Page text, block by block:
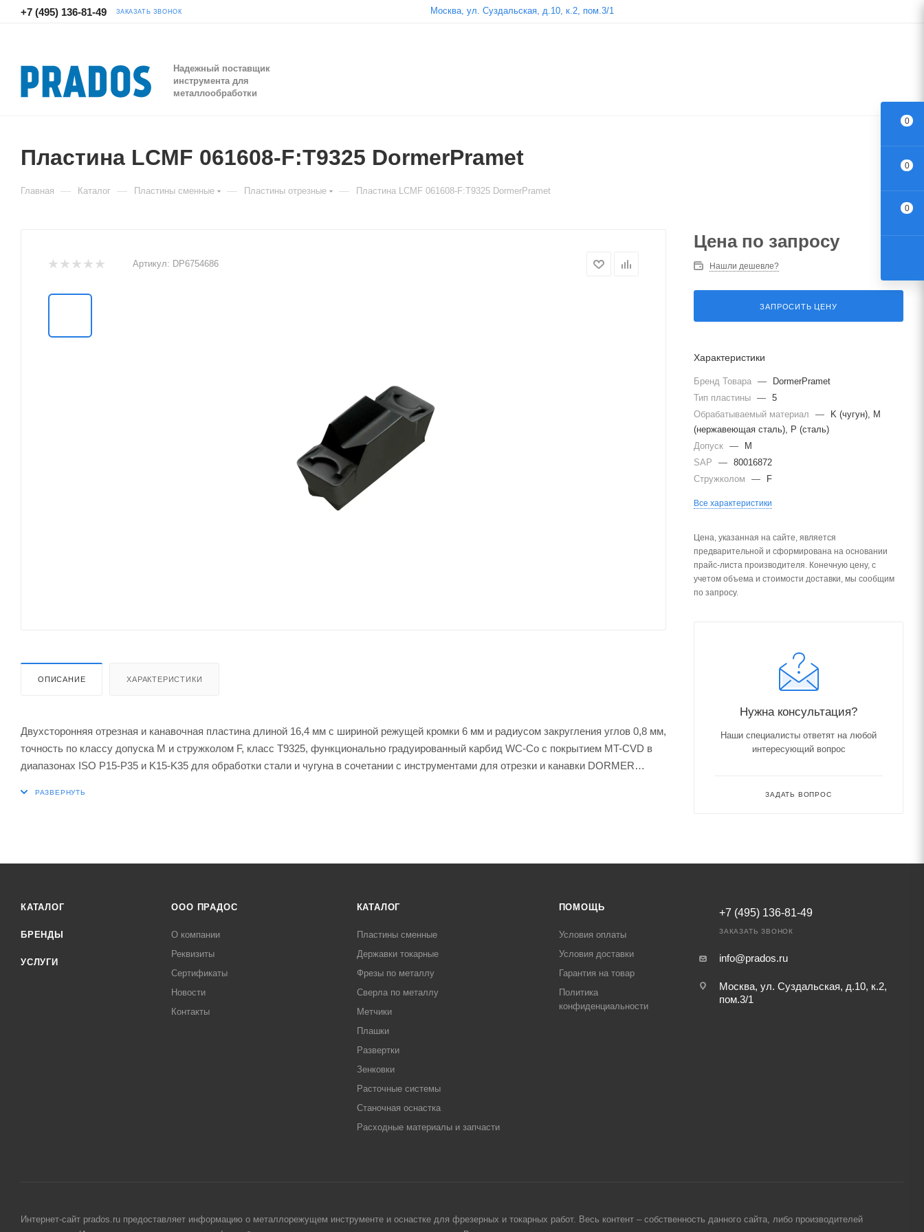
+7 (495) 136-81-49 ЗАКАЗАТЬ ЗВОНОК Москва, ул. Суздальская, д.10, к.2, пом.3/1
Надежный поставщик
инструмента для
металлообработки
Пластина LCMF 061608-F:T9325 DormerPramet
Главная — Каталог — Пластины сменные — Пластины отрезные — Пластина LCMF 061608-F:T9325 DormerPramet
Артикул: DP6754686
ОПИСАНИЕ ХАРАКТЕРИСТИКИ
Двухсторонняя отрезная и канавочная пластина длиной 16,4 мм с шириной режущей кромки 6 мм и радиусом закругления углов 0,8 мм,
точность по классу допуска M и стружколом F, класс T9325, функционально градуированный карбид WC-Co с покрытием MT-CVD в
диапазонах ISO P15-P35 и K15-K35 для обработки стали и чугуна в сочетании с инструментами для отрезки и канавки DORMER
Цена по запросу
Нашли дешевле?
ЗАПРОСИТЬ ЦЕНУ
Характеристики
Бренд Товара —
DormerPramet
Тип пластины — 5
Обрабатываемый материал
—
K (чугун), M
(нержавеющая сталь), P (сталь)
Допуск —
M
SAP
— 80016872
Стружколом
— F
Все характеристики
Цена, указанная на сайте, является
предварительной и сформирована на основании
прайс-листа производителя. Конечную цену, с
учетом объема и стоимости доставки, мы сообщим
по запросу.
Нужна консультация?
Наши специалисты ответят на любой
интересующий вопрос
ЗАДАТЬ ВОПРОС
КАТАЛОГ
БРЕНДЫ
УСЛУГИ
ООО ПРАДОС
О компании
Реквизиты
Сертификаты
Новости
Контакты
КАТАЛОГ
Пластины сменные
Державки токарные
Фрезы по металлу
Сверла по металлу
Метчики
Плашки
Развертки
Зенковки
Расточные системы
Станочная оснастка
Расходные материалы и запчасти
ПОМОЩЬ
Условия оплаты
Условия доставки
Гарантия на товар
Политика
конфиденциальности
+7 (495) 136-81-49
ЗАКАЗАТЬ ЗВОНОК
info@prados.ru
Москва, ул. Суздальская, д.10, к.2,
пом.3/1
Интернет-сайт prados.ru предоставляет информацию о металлорежущем инструменте и оснастке для фрезерных и токарных работ. Весь контент – собственность данного сайта, либо производителей
0
0
0